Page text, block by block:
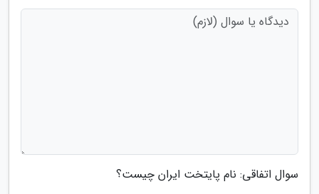
سوال اتفاقی: نام پایتخت ایران چیست؟